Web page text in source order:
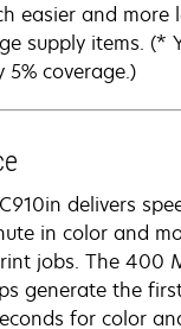
easier and more
supply items. (*
coverage.)
delivers
in color and
jobs. The 400
generate the
for color